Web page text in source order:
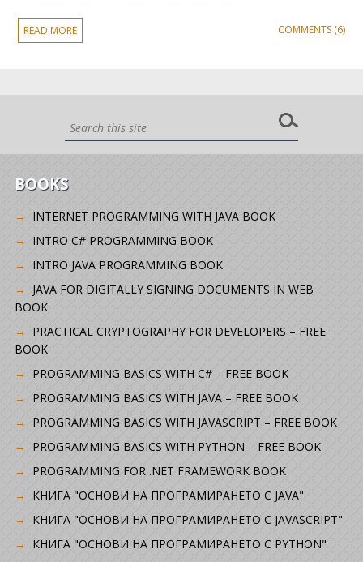
READ MORE COMMENTS (6)
BOOKS
INTERNET PROGRAMMING WITH JAVA BOOK
INTRO C# PROGRAMMING BOOK
INTRO JAVA PROGRAMMING BOOK
JAVA FOR DIGITALLY SIGNING DOCUMENTS IN WEB
BOOK
PRACTICAL CRYPTOGRAPHY FOR DEVELOPERS – FREE
BOOK
PROGRAMMING BASICS WITH C# – FREE BOOK
PROGRAMMING BASICS WITH JAVA – FREE BOOK
PROGRAMMING BASICS WITH JAVASCRIPT – FREE BOOK
PROGRAMMING BASICS WITH PYTHON – FREE BOOK
PROGRAMMING FOR .NET FRAMEWORK BOOK
КНИГА "ОСНОВИ НА ПРОГРАМИРАНЕТО С JAVA"
КНИГА "ОСНОВИ НА ПРОГРАМИРАНЕТО С JAVASCRIPT"
КНИГА "ОСНОВИ НА ПРОГРАМИРАНЕТО С PYTHON"